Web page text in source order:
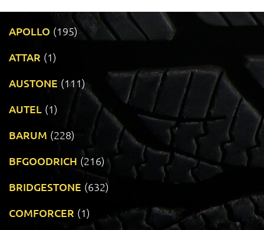
APOLLO (195)
ATTAR (1)
AUSTONE (111)
AUTEL (1)
BARUM (228)
BFGOODRICH (216)
BRIDGESTONE (632)
COMFORCER (1)